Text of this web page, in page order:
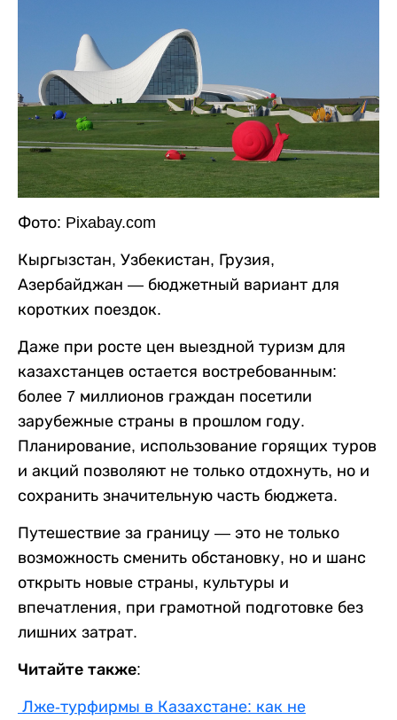
Фото: Pixabay.com
Кыргызстан, Узбекистан, Грузия,
Азербайджан — бюджетный вариант для
коротких поездок.
Даже при росте цен выездной туризм для
казахстанцев остается востребованным:
более 7 миллионов граждан посетили
зарубежные страны в прошлом году.
Планирование, использование горящих туров
и акций позволяют не только отдохнуть, но и
сохранить значительную часть бюджета.
Путешествие за границу — это не только
возможность сменить обстановку, но и шанс
открыть новые страны, культуры и
впечатления, при грамотной подготовке без
лишних затрат.
Читайте также:
Лже-турфирмы в Казахстане: как не